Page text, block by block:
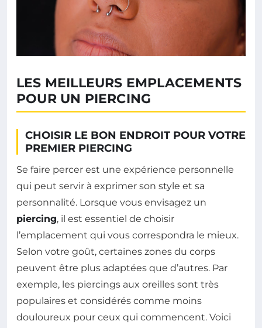
LES MEILLEURS EMPLACEMENTS
POUR UN PIERCING
CHOISIR LE BON ENDROIT POUR VOTRE
PREMIER PIERCING
Se faire percer est une expérience personnelle
qui peut servir à exprimer son style et sa
personnalité. Lorsque vous envisagez un
piercing, il est essentiel de choisir
l’emplacement qui vous correspondra le mieux.
Selon votre goût, certaines zones du corps
peuvent être plus adaptées que d’autres. Par
exemple, les piercings aux oreilles sont très
populaires et considérés comme moins
douloureux pour ceux qui commencent. Voici